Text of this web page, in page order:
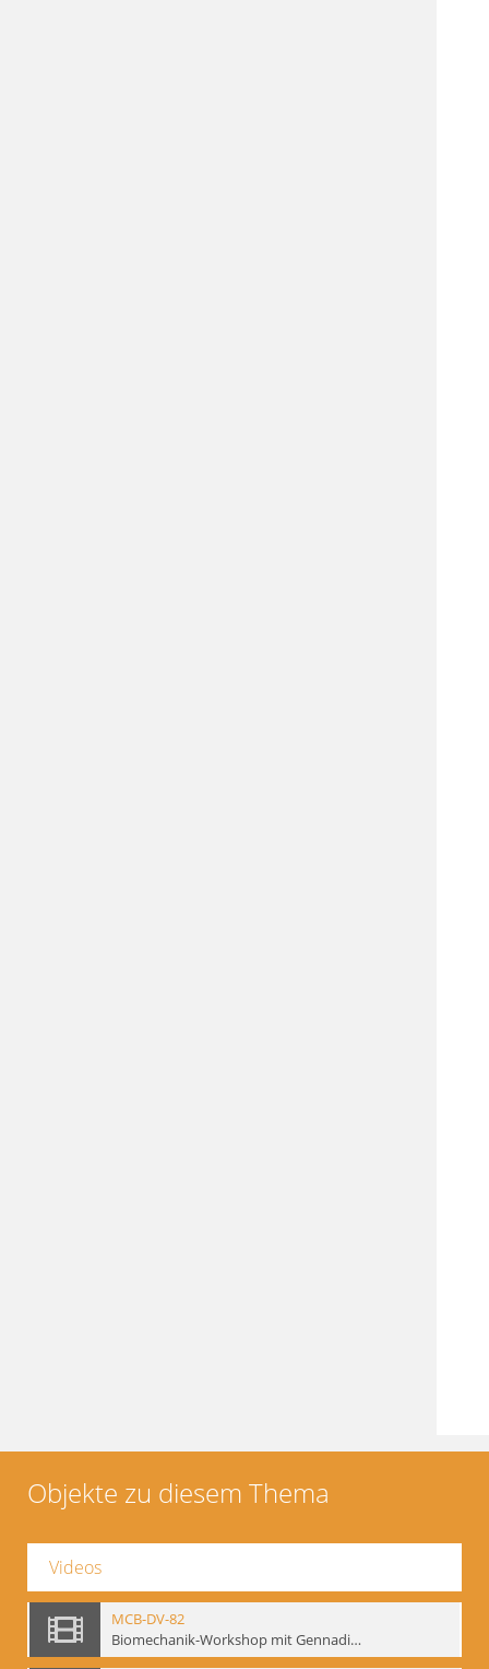
Objekte zu diesem Thema
Videos
MCB-DV-82
Biomechanik-Workshop mit Gennadij Bogdanow, Berlin, 1997